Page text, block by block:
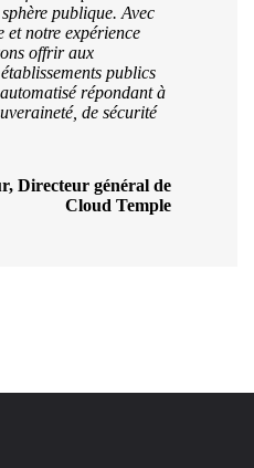
publique. Avec
et notre expérience
offrir aux
publics
répondant à
de sécurité
Directeur général de
Cloud Temple